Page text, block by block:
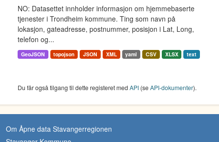
NO: Datasettet innholder informasjon om hjemmebaserte
tjenester i Trondheim kommune. Ting som navn på
lokasjon, gateadresse, postnummer, posisjon i Lat, Long,
telefon og...
GeoJSON topojson JSON XML yaml CSV XLSX text
Du får også tilgang til dette registeret med API (seAPI-dokumenter).
Om Åpne data Stavangerregionen